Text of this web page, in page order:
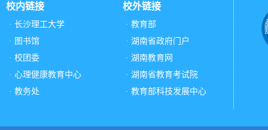
校内链接
· 长沙理工大学
· 图书馆
· 校团委
· 心理健康教育中心
· 教务处
校外链接
· 教育部
· 湖南省政府门户
· 湖南教育网
· 湖南省教育考试院
· 教育部科技发展中心